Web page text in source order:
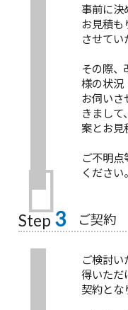
事前に決
お見積も
させてい
その際、
様の状況
お伺いさ
きまして
案とお見
ご不明
ください。
Step 3 ご契約
ご検討い
得いただ
契約とな